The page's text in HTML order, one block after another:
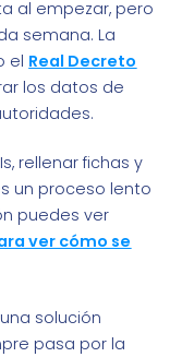
al empezar, pero
semana. La
el Real Decreto
los datos de
rellenar fichas y
un proceso lento
puedes ver
ver cómo se
solución
pasa por la